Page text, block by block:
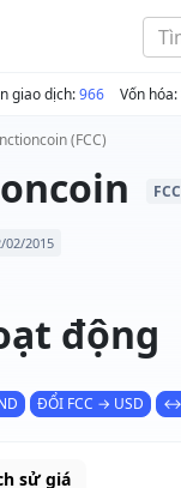
giao dịch:966 Vốn hóa:
(FCC)
FCC
02/2015
động
ĐỔI FCC → USD ↔
sử giá